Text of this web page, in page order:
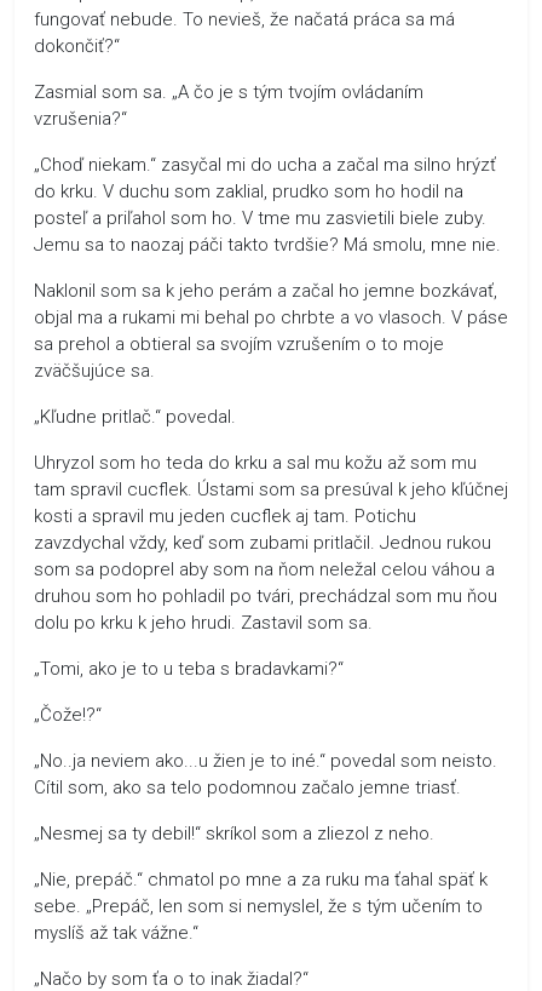
fungovať nebude. To nevieš, že načatá práca sa má
dokončiť?“
Zasmial som sa. „A čo je s tým tvojím ovládaním
vzrušenia?“
„Choď niekam.“ zasyčal mi do ucha a začal ma silno hrýzť
do krku. V duchu som zaklial, prudko som ho hodil na
posteľ a priľahol som ho. V tme mu zasvietili biele zuby.
Jemu sa to naozaj páči takto tvrdšie? Má smolu, mne nie.
Naklonil som sa k jeho perám a začal ho jemne bozkávať,
objal ma a rukami mi behal po chrbte a vo vlasoch. V páse
sa prehol a obtieral sa svojím vzrušením o to moje
zväčšujúce sa.
„Kľudne pritlač.“ povedal.
Uhryzol som ho teda do krku a sal mu kožu až som mu
tam spravil cucflek. Ústami som sa presúval k jeho kľúčnej
kosti a spravil mu jeden cucflek aj tam. Potichu
zavzdychal vždy, keď som zubami pritlačil. Jednou rukou
som sa podoprel aby som na ňom neležal celou váhou a
druhou som ho pohladil po tvári, prechádzal som mu ňou
dolu po krku k jeho hrudi. Zastavil som sa.
„Tomi, ako je to u teba s bradavkami?“
„Čože!?“
„No..ja neviem ako...u žien je to iné.“ povedal som neisto.
Cítil som, ako sa telo podomnou začalo jemne triasť.
„Nesmej sa ty debil!“ skríkol som a zliezol z neho.
„Nie, prepáč.“ chmatol po mne a za ruku ma ťahal späť k
sebe. „Prepáč, len som si nemyslel, že s tým učením to
myslíš až tak vážne.“
„Načo by som ťa o to inak žiadal?“